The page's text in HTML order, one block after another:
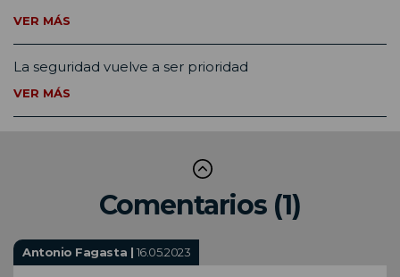
VER MÁS
La seguridad vuelve a ser prioridad
VER MÁS
Comentarios (1)
Antonio Fagasta | 16.05.2023